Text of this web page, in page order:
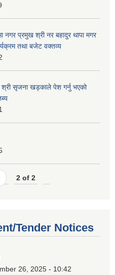
प्रमुख श्री नर बहादुर थापा मगर
तथा बजेट वक्तव्य
सृजना खड्काले पेश गर्नु भएको
2 of 2
Tender Notices
26, 2025 - 10:42